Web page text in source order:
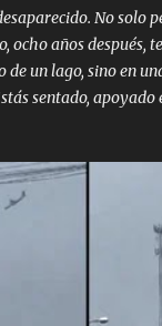
No solo
ocho años después,
de un lago, sino en
sentado,
de película. Esta
historia de cómo un
un misterio de ocho
de lo que nadie
Colorado. Ella tenía